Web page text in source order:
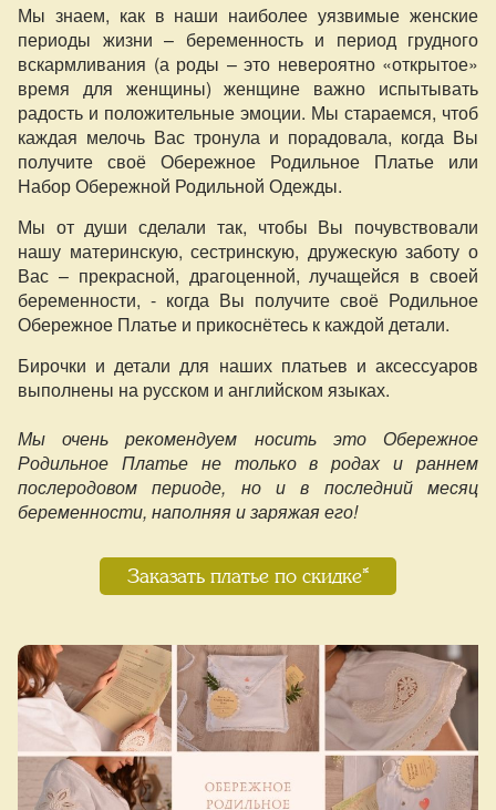
Мы знаем, как в наши наиболее уязвимые женские
периоды жизни – беременность и период грудного
вскармливания (а роды – это невероятно «открытое»
время для женщины) женщине важно испытывать
радость и положительные эмоции. Мы стараемся, чтоб
каждая мелочь Вас тронула и порадовала, когда Вы
получите своё Обережное Родильное Платье или
Набор Обережной Родильной Одежды.
Мы от души сделали так, чтобы Вы почувствовали
нашу материнскую, сестринскую, дружескую заботу о
Вас – прекрасной, драгоценной, лучащейся в своей
беременности, - когда Вы получите своё Родильное
Обережное Платье и прикоснётесь к каждой детали.
Бирочки и детали для наших платьев и аксессуаров
выполнены на русском и английском языках.
Мы очень рекомендуем носить это Обережное
Родильное Платье не только в родах и раннем
послеродовом периоде, но и в последний месяц
беременности, наполняя и заряжая его!
Заказать платье по скидке*